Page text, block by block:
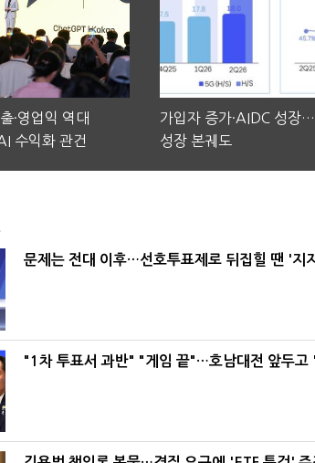
·영업익 역대
수익화 관건
가입자 증가·AIDC 성장
성장 본궤도
문제는 전대 이후…선호투표제로 뒤집힐 땐 '지
"1차 투표서 과반" "게임 끝"…호남대전 앞두고